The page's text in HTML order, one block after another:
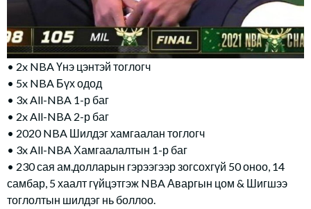
• 2x NBA Үнэ цэнтэй тоглогч
• 5x NBA Бүх одод
• 3x All-NBA 1-р баг
• 2x All-NBA 2-р баг
• 2020 NBA Шилдэг хамгаалан тоглогч
• 3x All-NBA Хамгаалалтын 1-р баг
• 230 сая ам.долларын гэрээгээр зогсохгүй 50 оноо, 14
самбар, 5 хаалт гүйцэтгэж NBA Аваргын цом & Шигшээ
тоглолтын шилдэг нь боллоо.